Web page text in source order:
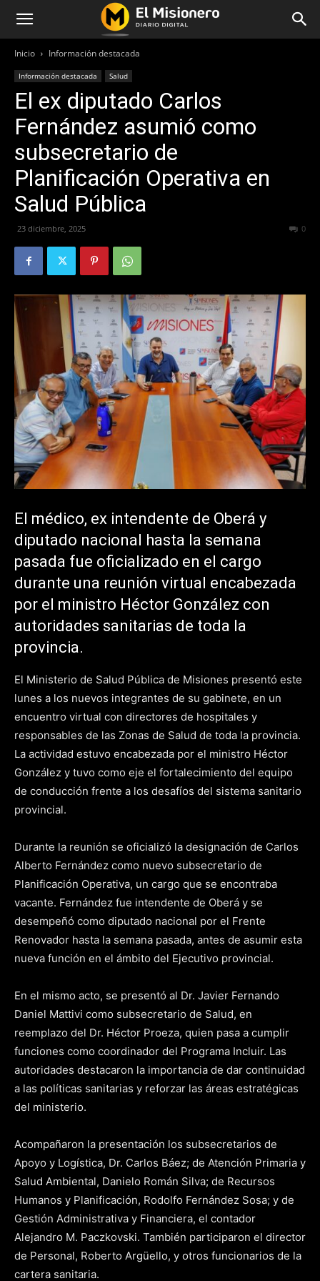
Inicio Información destacada
Información destacada Salud
El ex diputado Carlos
Fernández asumió como
subsecretario de
Planificación Operativa en
Salud Pública
23 diciembre, 2025 0
El médico, ex intendente de Oberá y
diputado nacional hasta la semana
pasada fue oficializado en el cargo
durante una reunión virtual encabezada
por el ministro Héctor González con
autoridades sanitarias de toda la
provincia.
El Ministerio de Salud Pública de Misiones presentó este
lunes a los nuevos integrantes de su gabinete, en un
encuentro virtual con directores de hospitales y
responsables de las Zonas de Salud de toda la provincia.
La actividad estuvo encabezada por el ministro Héctor
González y tuvo como eje el fortalecimiento del equipo
de conducción frente a los desafíos del sistema sanitario
provincial.
Durante la reunión se oficializó la designación de Carlos
Alberto Fernández como nuevo subsecretario de
Planificación Operativa, un cargo que se encontraba
vacante. Fernández fue intendente de Oberá y se
desempeñó como diputado nacional por el Frente
Renovador hasta la semana pasada, antes de asumir esta
nueva función en el ámbito del Ejecutivo provincial.
En el mismo acto, se presentó al Dr. Javier Fernando
Daniel Mattivi como subsecretario de Salud, en
reemplazo del Dr. Héctor Proeza, quien pasa a cumplir
funciones como coordinador del Programa Incluir. Las
autoridades destacaron la importancia de dar continuidad
a las políticas sanitarias y reforzar las áreas estratégicas
del ministerio.
Acompañaron la presentación los subsecretarios de
Apoyo y Logística, Dr. Carlos Báez; de Atención Primaria y
Salud Ambiental, Danielo Román Silva; de Recursos
Humanos y Planificación, Rodolfo Fernández Sosa; y de
Gestión Administrativa y Financiera, el contador
Alejandro M. Paczkovski. También participaron el director
de Personal, Roberto Argüello, y otros funcionarios de la
cartera sanitaria.